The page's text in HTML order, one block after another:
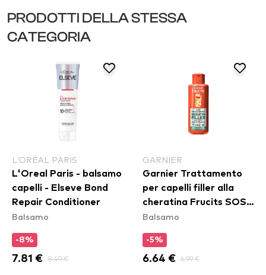
PRODOTTI DELLA STESSA
CATEGORIA
L’ORÉAL PARIS
L'Oreal Paris - balsamo
capelli - Elseve Bond
Repair Conditioner
Balsamo
-8%
7.81 € 8.49 €
GARNIER
Garnier Trattamento
per capelli filler alla
cheratina Frucits SOS
Keratin Filler Hair
Balsamo
-5%
6.64 € 6.99 €